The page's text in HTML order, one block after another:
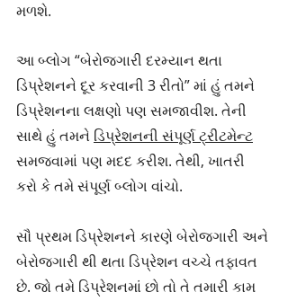
મળશે.
આ બ્લોગ “બેરોજગારી દરમ્યાન થતા
ડિપ્રેશનને દૂર કરવાની 3 રીતો” માં હું તમને
ડિપ્રેશનના લક્ષણો પણ સમજાવીશ. તેની
સાથે હું તમને ડિપ્રેશનની સંપૂર્ણ ટ્રીટમેન્ટ
સમજવામાં પણ મદદ કરીશ. તેથી, ખાતરી
કરો કે તમે સંપૂર્ણ બ્લોગ વાંચો.
સૌ પ્રથમ ડિપ્રેશનને કારણે બેરોજગારી અને
બેરોજગારી થી થતા ડિપ્રેશન વચ્ચે તફાવત
છે. જો તમે ડિપ્રેશનમાં છો તો તે તમારી કામ